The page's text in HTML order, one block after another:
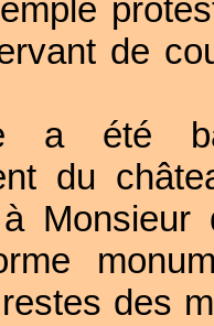
de
a été
du
des